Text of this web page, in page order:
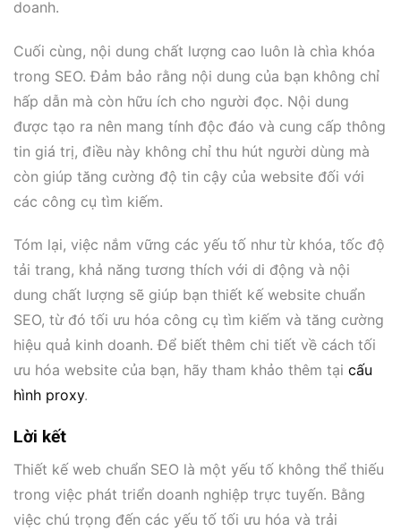
doanh.
Cuối cùng, nội dung chất lượng cao luôn là chìa khóa
trong SEO. Đảm bảo rằng nội dung của bạn không chỉ
hấp dẫn mà còn hữu ích cho người đọc. Nội dung
được tạo ra nên mang tính độc đáo và cung cấp thông
tin giá trị, điều này không chỉ thu hút người dùng mà
còn giúp tăng cường độ tin cậy của website đối với
các công cụ tìm kiếm.
Tóm lại, việc nắm vững các yếu tố như từ khóa, tốc độ
tải trang, khả năng tương thích với di động và nội
dung chất lượng sẽ giúp bạn thiết kế website chuẩn
SEO, từ đó tối ưu hóa công cụ tìm kiếm và tăng cường
hiệu quả kinh doanh. Để biết thêm chi tiết về cách tối
ưu hóa website của bạn, hãy tham khảo thêm tại cấu
hình proxy.
Lời kết
Thiết kế web chuẩn SEO là một yếu tố không thể thiếu
trong việc phát triển doanh nghiệp trực tuyến. Bằng
việc chú trọng đến các yếu tố tối ưu hóa và trải